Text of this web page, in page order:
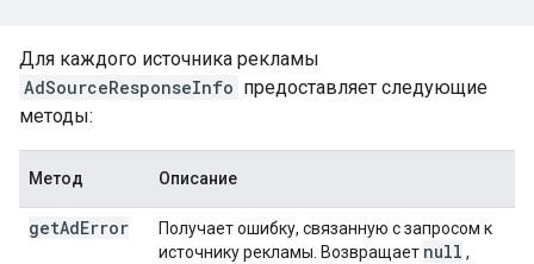
Для каждого источника рекламы
AdSourceResponseInfo предоставляет следующие
методы:
Метод Описание
getAdError
Получает ошибку, связанную с запросом к
источнику рекламы. Возвращает null ,